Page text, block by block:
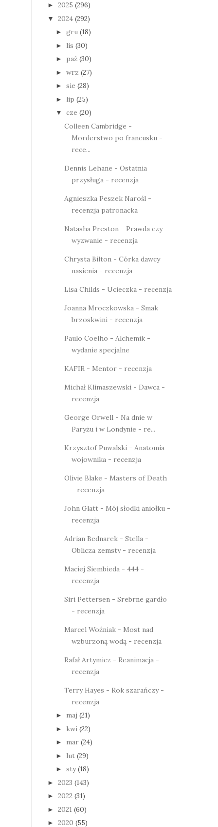
► 2025 (296)
▼ 2024 (292)
► gru (18)
► lis (30)
► paź (30)
► wrz (27)
► sie (28)
► lip (25)
▼ cze (20)
Colleen Cambridge -
Morderstwo po francusku -
rece...
Dennis Lehane - Ostatnia
przysługa - recenzja
Agnieszka Peszek Narośl -
recenzja patronacka
Natasha Preston - Prawda czy
wyzwanie - recenzja
Chrysta Bilton - Córka dawcy
nasienia - recenzja
Lisa Childs - Ucieczka - recenzja
Joanna Mroczkowska - Smak
brzoskwini - recenzja
Paulo Coelho - Alchemik -
wydanie specjalne
KAFIR - Mentor - recenzja
Michał Klimaszewski - Dawca -
recenzja
George Orwell - Na dnie w
Paryżu i w Londynie - re...
Krzysztof Puwalski - Anatomia
wojownika - recenzja
Olivie Blake - Masters of Death
- recenzja
John Glatt - Mój słodki aniołku -
recenzja
Adrian Bednarek - Stella -
Oblicza zemsty - recenzja
Maciej Siembieda - 444 -
recenzja
Siri Pettersen - Srebrne gardło
- recenzja
Marcel Woźniak - Most nad
wzburzoną wodą - recenzja
Rafał Artymicz - Reanimacja -
recenzja
Terry Hayes - Rok szarańczy -
recenzja
► maj (21)
► kwi (22)
► mar (24)
► lut (29)
► sty (18)
► 2023 (143)
► 2022 (31)
► 2021 (60)
► 2020 (55)